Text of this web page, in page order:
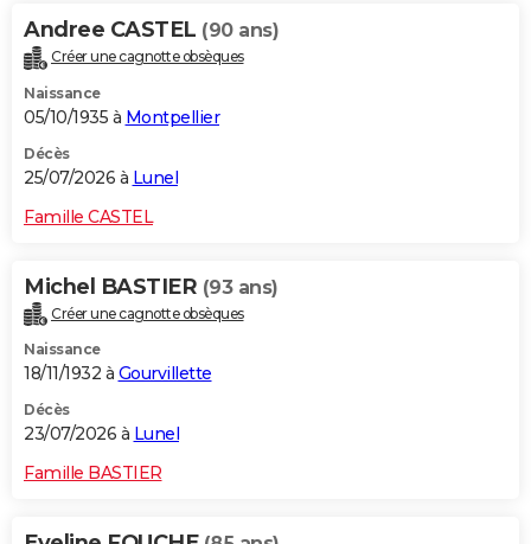
Andree CASTEL (90 ans)
Créer une cagnotte obsèques
Naissance
05/10/1935 à Montpellier
Décès
25/07/2026 à Lunel
Famille CASTEL
Michel BASTIER (93 ans)
Créer une cagnotte obsèques
Naissance
18/11/1932 à Gourvillette
Décès
23/07/2026 à Lunel
Famille BASTIER